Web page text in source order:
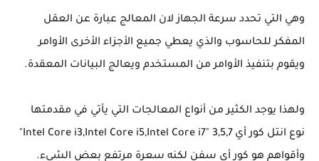
وهي التي تحدد سرعة الجهاز لان المعالج عبارة عن العقل
المفكر للحاسوب والذي يعطي جميع الأجزاء الأخرى الأوامر
ويقوم بتنفيذ الأوامر من المستخدم ويعالج البيانات المعقدة.
ولهذا يوجد الكثير من أنواع المعالجات التي يأتي في مقدمتها
نوع انتل كور أي 3,5,7 "Intel Core i3,Intel Core i5,Intel Core i7"
وأقواهم هو كور أي سفن لكنه سعرة مرتفع بعض الشيء.